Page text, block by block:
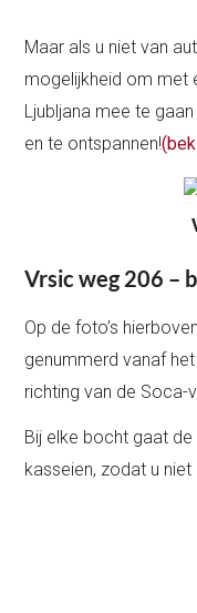
Maar als u niet van
mogelijkheid om met
Ljubljana mee te
en te ontspannen!
Vrsic weg 206 –
Op de foto’s
genummerd vanaf
richting van de Soca-
Bij elke bocht gaat
kasseien, zodat u